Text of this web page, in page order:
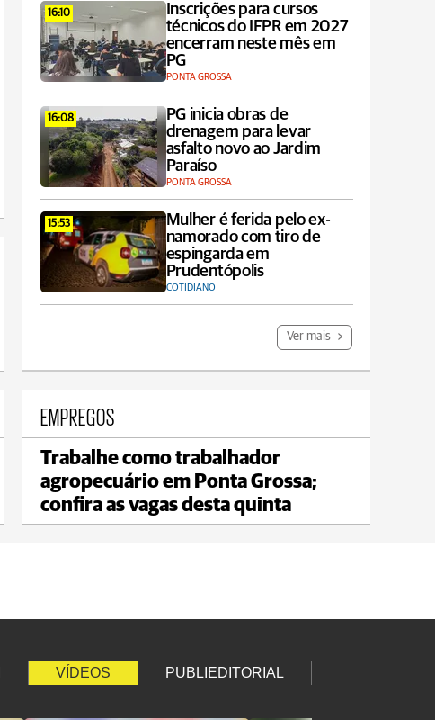
16:10
Inscrições para cursos
técnicos do IFPR em 2027
encerram neste mês em
PG
PONTA GROSSA
16:08
PG inicia obras de
drenagem para levar
asfalto novo ao Jardim
Paraíso
PONTA GROSSA
15:53
Mulher é ferida pelo ex-
namorado com tiro de
espingarda em
Prudentópolis
COTIDIANO
Ver mais
Carambeí
max 21°C min 18°C
EMPREGOS
Trabalhe como trabalhador
agropecuário em Ponta Grossa;
confira as vagas desta quinta
VÍDEOS PUBLIEDITORIAL